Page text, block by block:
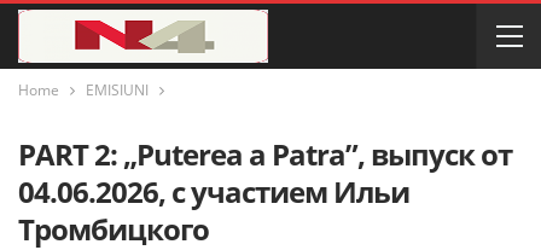
Home EMISIUNI
PART 2: „Puterea a Patra”, выпуск от
04.06.2026, с участием Ильи
Тромбицкого